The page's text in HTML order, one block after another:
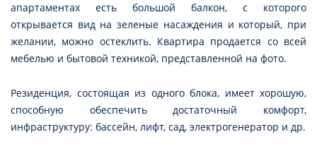
апартаментах есть большой балкон, с которого
открывается вид на зеленые насаждения и который, при
желании, можно остеклить. Квартира продается со всей
мебелью и бытовой техникой, представленной на фото.
Резиденция, состоящая из одного блока, имеет хорошую,
способную обеспечить достаточный комфорт,
инфраструктуру: бассейн, лифт, сад, электрогенератор и др.